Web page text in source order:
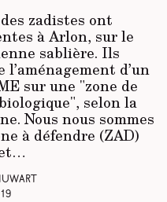
zadistes ont
à Arlon, sur le
sablière. Ils
d’un
sur une "zone de
selon la
Nous nous sommes
à défendre (ZAD)